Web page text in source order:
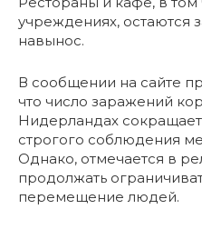
учреждениях, остаются
навынос.
В сообщении на сайте
что число заражений
Нидерландах
строгого соблюдения
Однако, отмечается в
продолжать
перемещение людей.